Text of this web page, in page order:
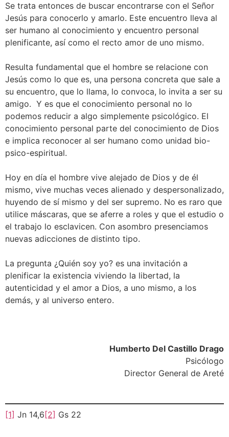
Se trata entonces de buscar encontrarse con el Señor
Jesús para conocerlo y amarlo. Este encuentro lleva al
ser humano al conocimiento y encuentro personal
plenificante, así como el recto amor de uno mismo.
Resulta fundamental que el hombre se relacione con
Jesús como lo que es, una persona concreta que sale a
su encuentro, que lo llama, lo convoca, lo invita a ser su
amigo. Y es que el conocimiento personal no lo
podemos reducir a algo simplemente psicológico. El
conocimiento personal parte del conocimiento de Dios
e implica reconocer al ser humano como unidad bio-
psico-espiritual.
Hoy en día el hombre vive alejado de Dios y de él
mismo, vive muchas veces alienado y despersonalizado,
huyendo de sí mismo y del ser supremo. No es raro que
utilice máscaras, que se aferre a roles y que el estudio o
el trabajo lo esclavicen. Con asombro presenciamos
nuevas adicciones de distinto tipo.
La pregunta ¿Quién soy yo? es una invitación a
plenificar la existencia viviendo la libertad, la
autenticidad y el amor a Dios, a uno mismo, a los
demás, y al universo entero.
Humberto Del Castillo Drago
Psicólogo
Director General de Areté
[1] Jn 14,6 [2] Gs 22